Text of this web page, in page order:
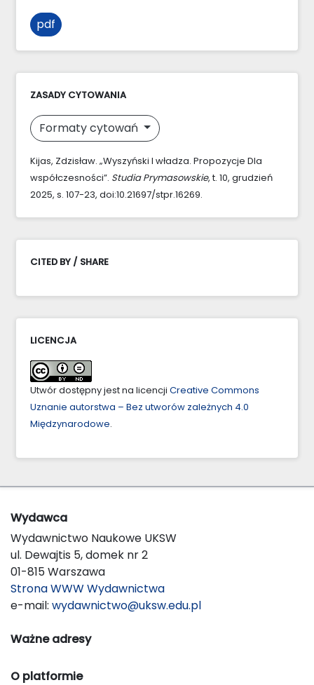
pdf
ZASADY CYTOWANIA
Formaty cytowań
Kijas, Zdzisław. „Wyszyński I władza. Propozycje Dla
współczesności”. Studia Prymasowskie, t. 10, grudzień
2025, s. 107-23, doi:10.21697/stpr.16269.
CITED BY / SHARE
LICENCJA
Utwór dostępny jest na licencji Creative Commons
Uznanie autorstwa – Bez utworów zależnych 4.0
Międzynarodowe.
Wydawca
Wydawnictwo Naukowe UKSW
ul. Dewajtis 5, domek nr 2
01-815 Warszawa
Strona WWW Wydawnictwa
e-mail: wydawnictwo@uksw.edu.pl
Ważne adresy
O platformie